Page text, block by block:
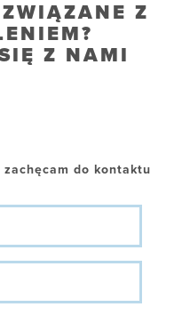
Z
Z NAMI
do kontaktu